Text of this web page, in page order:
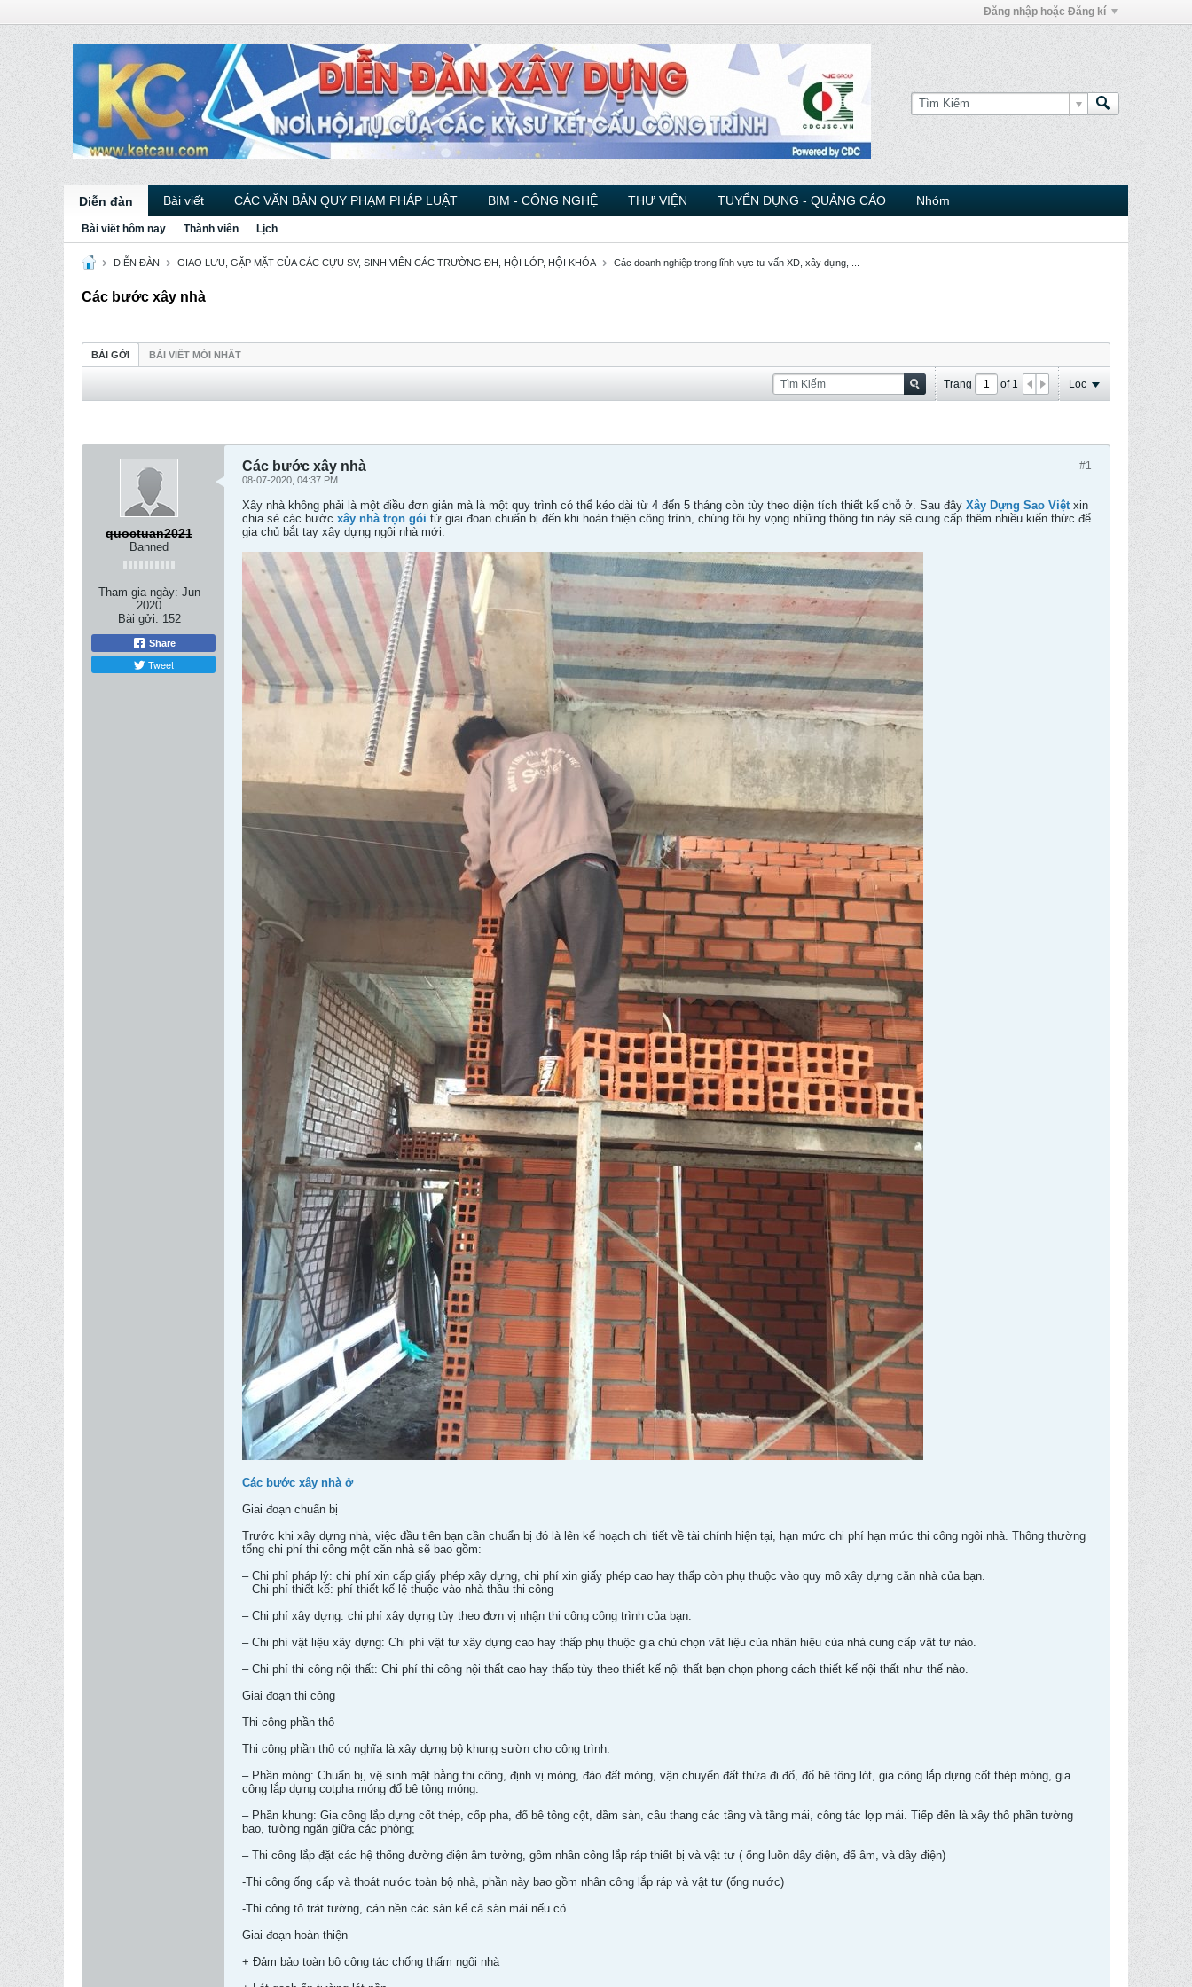
Đăng nhập hoặc Đăng kí
Diễn đàn Bài viết CÁC VĂN BẢN QUY PHẠM PHÁP LUẬT BIM - CÔNG NGHỆ THƯ VIỆN TUYỂN DỤNG - QUẢNG CÁO Nhóm
Bài viết hôm nay Thành viên Lịch
DIỄN ĐÀN GIAO LƯU, GẶP MẶT CỦA CÁC CỰU SV, SINH VIÊN CÁC TRƯỜNG ĐH, HỘI LỚP, HỘI KHÓA Các doanh nghiệp trong lĩnh vực tư vấn XD, xây dựng, ...
Các bước xây nhà
BÀI GỞI BÀI VIẾT MỚI NHẤT
Trang of 1 Lọc
quoctuan2021
Banned
Tham gia ngày: Jun
2020
Bài gởi: 152
Share
Tweet
#1
Các bước xây nhà
08-07-2020, 04:37 PM
Xây nhà không phải là một điều đơn giản mà là một quy trình có thể kéo dài từ 4 đến 5 tháng còn tùy theo diện tích thiết kế chỗ ở. Sau đây Xây Dựng Sao Việtxin
chia sẻ các bước xây nhà trọn gói từ giai đoạn chuẩn bị đến khi hoàn thiện công trình, chúng tôi hy vọng những thông tin này sẽ cung cấp thêm nhiều kiến thức để
gia chủ bắt tay xây dựng ngôi nhà mới.
Các bước xây nhà ở
Giai đoạn chuẩn bị
Trước khi xây dựng nhà, việc đầu tiên bạn cần chuẩn bị đó là lên kế hoạch chi tiết về tài chính hiện tại, hạn mức chi phí hạn mức thi công ngôi nhà. Thông thường
tổng chi phí thi công một căn nhà sẽ bao gồm:
– Chi phí pháp lý: chi phí xin cấp giấy phép xây dựng, chi phí xin giấy phép cao hay thấp còn phụ thuộc vào quy mô xây dựng căn nhà của bạn.
– Chi phí thiết kế: phí thiết kế lệ thuộc vào nhà thầu thi công
– Chi phí xây dựng: chi phí xây dựng tùy theo đơn vị nhận thi công công trình của bạn.
– Chi phí vật liệu xây dựng: Chi phí vật tư xây dựng cao hay thấp phụ thuộc gia chủ chọn vật liệu của nhãn hiệu của nhà cung cấp vật tư nào.
– Chi phí thi công nội thất: Chi phí thi công nội thất cao hay thấp tùy theo thiết kế nội thất bạn chọn phong cách thiết kế nội thất như thế nào.
Giai đoạn thi công
Thi công phần thô
Thi công phần thô có nghĩa là xây dựng bộ khung sườn cho công trình:
– Phần móng: Chuẩn bị, vệ sinh mặt bằng thi công, định vị móng, đào đất móng, vận chuyển đất thừa đi đổ, đổ bê tông lót, gia công lắp dựng cốt thép móng, gia
công lắp dựng cotpha móng đổ bê tông móng.
– Phần khung: Gia công lắp dựng cốt thép, cốp pha, đổ bê tông cột, dầm sàn, cầu thang các tầng và tầng mái, công tác lợp mái. Tiếp đến là xây thô phần tường
bao, tường ngăn giữa các phòng;
– Thi công lắp đặt các hệ thống đường điện âm tường, gồm nhân công lắp ráp thiết bị và vật tư ( ống luồn dây điện, đế âm, và dây điện)
-Thi công ống cấp và thoát nước toàn bộ nhà, phần này bao gồm nhân công lắp ráp và vật tư (ống nước)
-Thi công tô trát tường, cán nền các sàn kể cả sàn mái nếu có.
Giai đoạn hoàn thiện
+ Đảm bảo toàn bộ công tác chống thấm ngôi nhà